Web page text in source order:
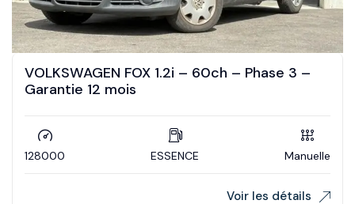
VOLKSWAGEN FOX 1.2i – 60ch – Phase 3 –
Garantie 12 mois
128000 ESSENCE Manuelle
Voir les détails